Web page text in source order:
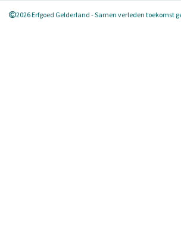
2026 Erfgoed Gelderland - Samen verleden toekomst